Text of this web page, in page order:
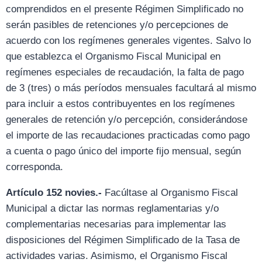
comprendidos en el presente Régimen Simplificado no
serán pasibles de retenciones y/o percepciones de
acuerdo con los regímenes generales vigentes. Salvo lo
que establezca el Organismo Fiscal Municipal en
regímenes especiales de recaudación, la falta de pago
de 3 (tres) o más períodos mensuales facultará al mismo
para incluir a estos contribuyentes en los regímenes
generales de retención y/o percepción, considerándose
el importe de las recaudaciones practicadas como pago
a cuenta o pago único del importe fijo mensual, según
corresponda.
Artículo 152 novies.- Facúltase al Organismo Fiscal
Municipal a dictar las normas reglamentarias y/o
complementarias necesarias para implementar las
disposiciones del Régimen Simplificado de la Tasa de
actividades varias. Asimismo, el Organismo Fiscal